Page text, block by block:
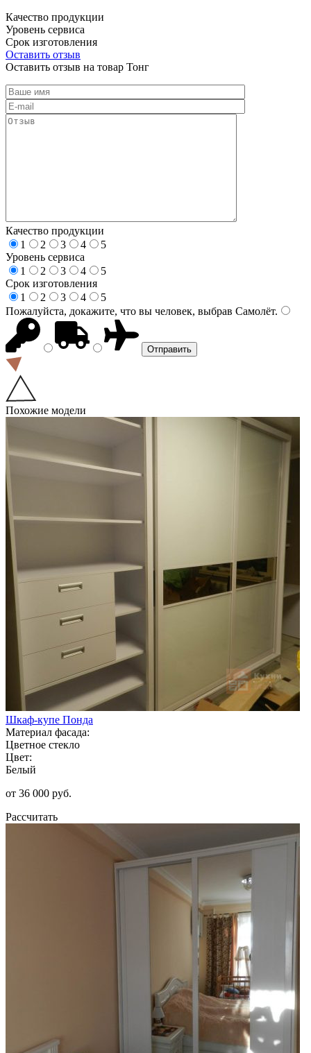
Качество продукции
Уровень сервиса
Срок изготовления
Оставить отзыв
Оставить отзыв на товар Тонг
Качество продукции
1
2 3 4
5
Уровень сервиса
1
2 3 4
5
Срок изготовления
1
2 3 4
5
Пожалуйста, докажите, что вы человек, выбрав Самолёт.
Похожие модели
Шкаф-купе Понда
Материал фасада:
Цветное стекло
Цвет:
Белый
от 36 000 руб.
Рассчитать